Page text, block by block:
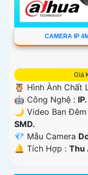
CAMERA IP
Giá
🦉 Hình Ành Chất
🤖️ Công Nghệ : IP.
🌙 Video Ban Đêm
SMD.
💎 Mẫu Camera
️🔔 Tích Hợp : Thu